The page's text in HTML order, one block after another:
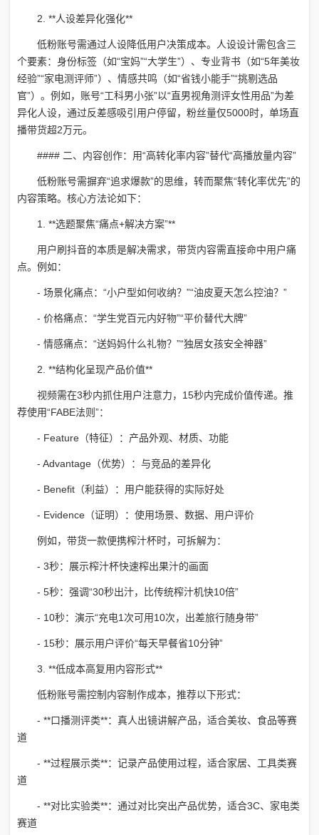
2. **人设差异化强化**
低粉账号需通过人设降低用户决策成本。人设设计需包含三
个要素：身份标签（如“宝妈”“大学生”）、专业背书（如“5年美妆
经验”“家电测评师”）、情感共鸣（如“省钱小能手”“挑剔选品
官”）。例如，账号“工科男小张”以“直男视角测评女性用品”为差
异化人设，通过反差感吸引用户停留，粉丝量仅5000时，单场直
播带货超2万元。
#### 二、内容创作：用“高转化率内容”替代“高播放量内容”
低粉账号需摒弃“追求爆款”的思维，转而聚焦“转化率优先”的
内容策略。核心方法论如下：
1. **选题聚焦“痛点+解决方案”**
用户刷抖音的本质是解决需求，带货内容需直接命中用户痛
点。例如：
- 场景化痛点：“小户型如何收纳？”“油皮夏天怎么控油？”
- 价格痛点：“学生党百元内好物”“平价替代大牌”
- 情感痛点：“送妈妈什么礼物？”“独居女孩安全神器”
2. **结构化呈现产品价值**
视频需在3秒内抓住用户注意力，15秒内完成价值传递。推
荐使用“FABE法则”：
- Feature（特征）：产品外观、材质、功能
- Advantage（优势）：与竞品的差异化
- Benefit（利益）：用户能获得的实际好处
- Evidence（证明）：使用场景、数据、用户评价
例如，带货一款便携榨汁杯时，可拆解为：
- 3秒：展示榨汁杯快速榨出果汁的画面
- 5秒：强调“30秒出汁，比传统榨汁机快10倍”
- 10秒：演示“充电1次可用10次，出差旅行随身带”
- 15秒：展示用户评价“每天早餐省10分钟”
3. **低成本高复用内容形式**
低粉账号需控制内容制作成本，推荐以下形式：
- **口播测评类**：真人出镜讲解产品，适合美妆、食品等赛
道
- **过程展示类**：记录产品使用过程，适合家居、工具类赛
道
- **对比实验类**：通过对比突出产品优势，适合3C、家电类
赛道